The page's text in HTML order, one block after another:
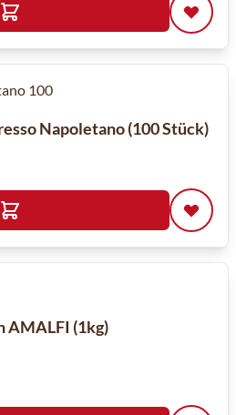
Napoletano (100 Stück)
AMALFI (1kg)